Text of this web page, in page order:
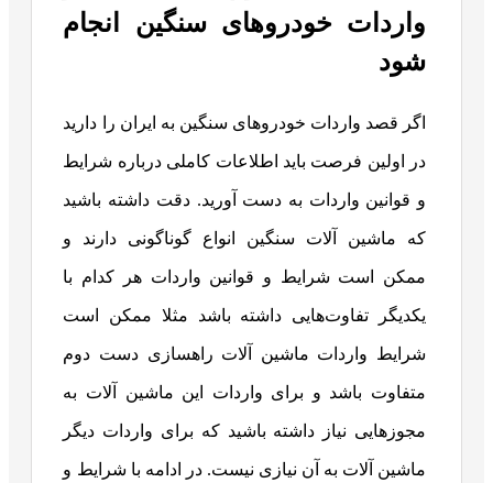
واردات خودروهای سنگین انجام
شود
اگر قصد واردات خودروهای سنگین به ایران را دارید
در اولین فرصت باید اطلاعات کاملی درباره شرایط
و قوانین واردات به دست آورید. دقت داشته باشید
که ماشین آلات سنگین انواع گوناگونی دارند و
ممکن است شرایط و قوانین واردات هر کدام با
یکدیگر تفاوت‌هایی داشته باشد مثلا ممکن است
شرایط واردات ماشین آلات راهسازی دست دوم
متفاوت باشد و برای واردات این ماشین آلات به
مجوزهایی نیاز داشته باشید که برای واردات دیگر
ماشین آلات به آن نیازی نیست. در ادامه با شرایط و